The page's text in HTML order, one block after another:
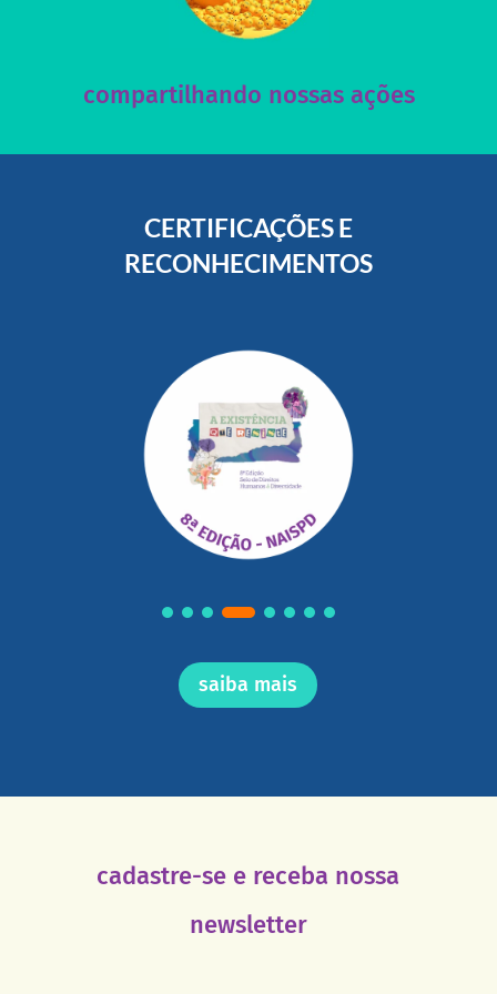
compartilhando nossas ações
Acesse nossas redes sociais e nos ajude compartilhando
nossos posts e nosso site!
CERTIFICAÇÕES E
RECONHECIMENTOS
saiba mais
cadastre-se e receba nossa
newsletter